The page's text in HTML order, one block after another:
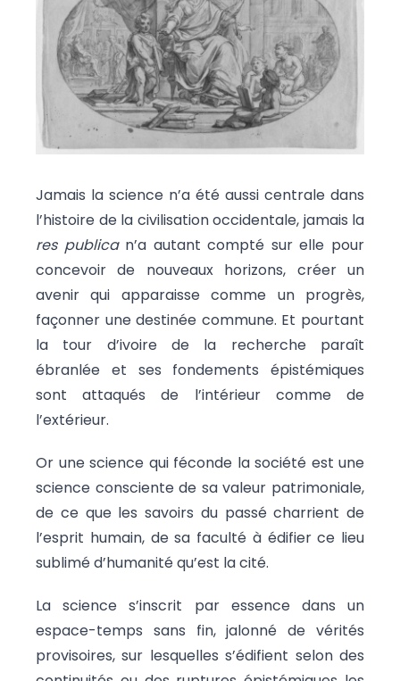
Jamais la science n’a été aussi centrale dans
l’histoire de la civilisation occidentale, jamais la
res publican’a autant compté sur elle pour
concevoir de nouveaux horizons, créer un
avenir qui apparaisse comme un progrès,
façonner une destinée commune. Et pourtant
la tour d’ivoire de la recherche paraît
ébranlée et ses fondements épistémiques
sont attaqués de l’intérieur comme de
l’extérieur.
Or une science qui féconde la société est une
science consciente de sa valeur patrimoniale,
de ce que les savoirs du passé charrient de
l’esprit humain, de sa faculté à édifier ce lieu
sublimé d’humanité qu’est la cité.
La science s’inscrit par essence dans un
espace-temps sans fin, jalonné de vérités
provisoires, sur lesquelles s’édifient selon des